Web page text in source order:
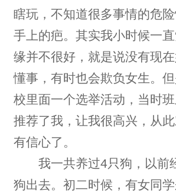
瞎玩，不知道很多事情的危
手上的疤。其实我小时候一
缘并不很好，就是说没有现
懂事，有时也会欺负女生。
校里面一个选举活动，当时
推荐了我，让我很高兴，从
有信心了。
我一共养过4只狗，以前
狗出去。初二时候，有女同